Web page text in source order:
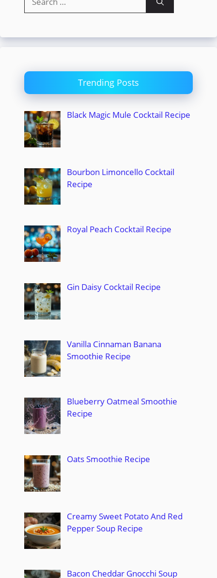
for:
Trending Posts
Black Magic Mule Cocktail Recipe
Bourbon Limoncello Cocktail
Recipe
Royal Peach Cocktail Recipe
Gin Daisy Cocktail Recipe
Vanilla Cinnaman Banana
Smoothie Recipe
Blueberry Oatmeal Smoothie
Recipe
Oats Smoothie Recipe
Creamy Sweet Potato And Red
Pepper Soup Recipe
Bacon Cheddar Gnocchi Soup